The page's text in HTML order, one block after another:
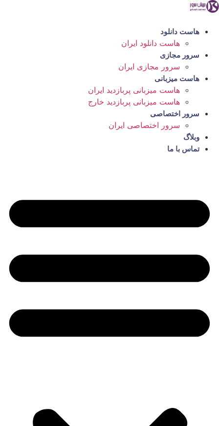
پرش
محتوا
هاست دانلود
هاست دانلود ایران
سرور مجازی
سرور مجازی ایران
هاست میزبانی
هاست میزبانی پربازدید ایران
هاست میزبانی پربازدید خارج
سرور اختصاصی
سرور اختصاصی ایران
وبلاگ
تماس با ما